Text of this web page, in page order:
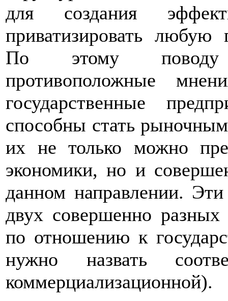
для создания
приватизировать любую
По этому поводу
противоположные
государственные
способны стать
их не только можно
экономики, но и
данном направлении.
двух совершенно разных
по отношению к
нужно назвать
коммерциализационной).